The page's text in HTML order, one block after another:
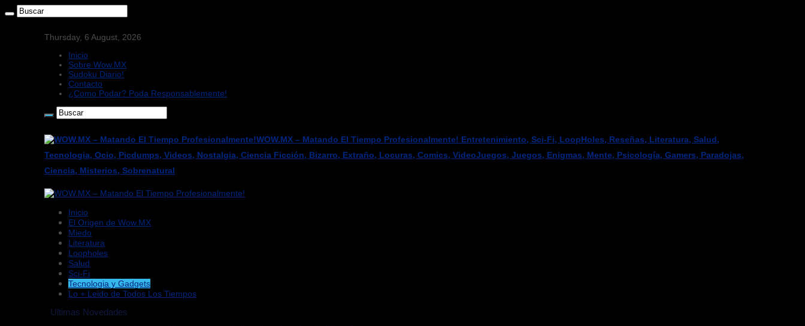
Thursday, 6 August, 2026
Inicio
Sobre Wow.MX
Sudoku Diario!
Contacto
¿Como Podar? Poda Responsablemente!
WOW.MX – Matando El Tiempo Profesionalmente! Entretenimiento, Sci-Fi, LoopHoles, Reseñas, Literatura, Salud,
Tecnologia, Ocio, Picdumps, Videos, Nostalgia, Ciencia Ficción, Bizarro, Extraño, Locuras, Comics, VideoJuegos, Juegos, Enigmas, Mente, Psicología, Gamers, Paradojas,
Ciencia, Misterios, Sobrenatural
Inicio
El Origen de Wow.MX
Miedo
Literatura
Loopholes
Salud
Sci-Fi
Tecnologia y Gadgets
Lo + Leido de Todos Los Tiempos
Ultimas Novedades